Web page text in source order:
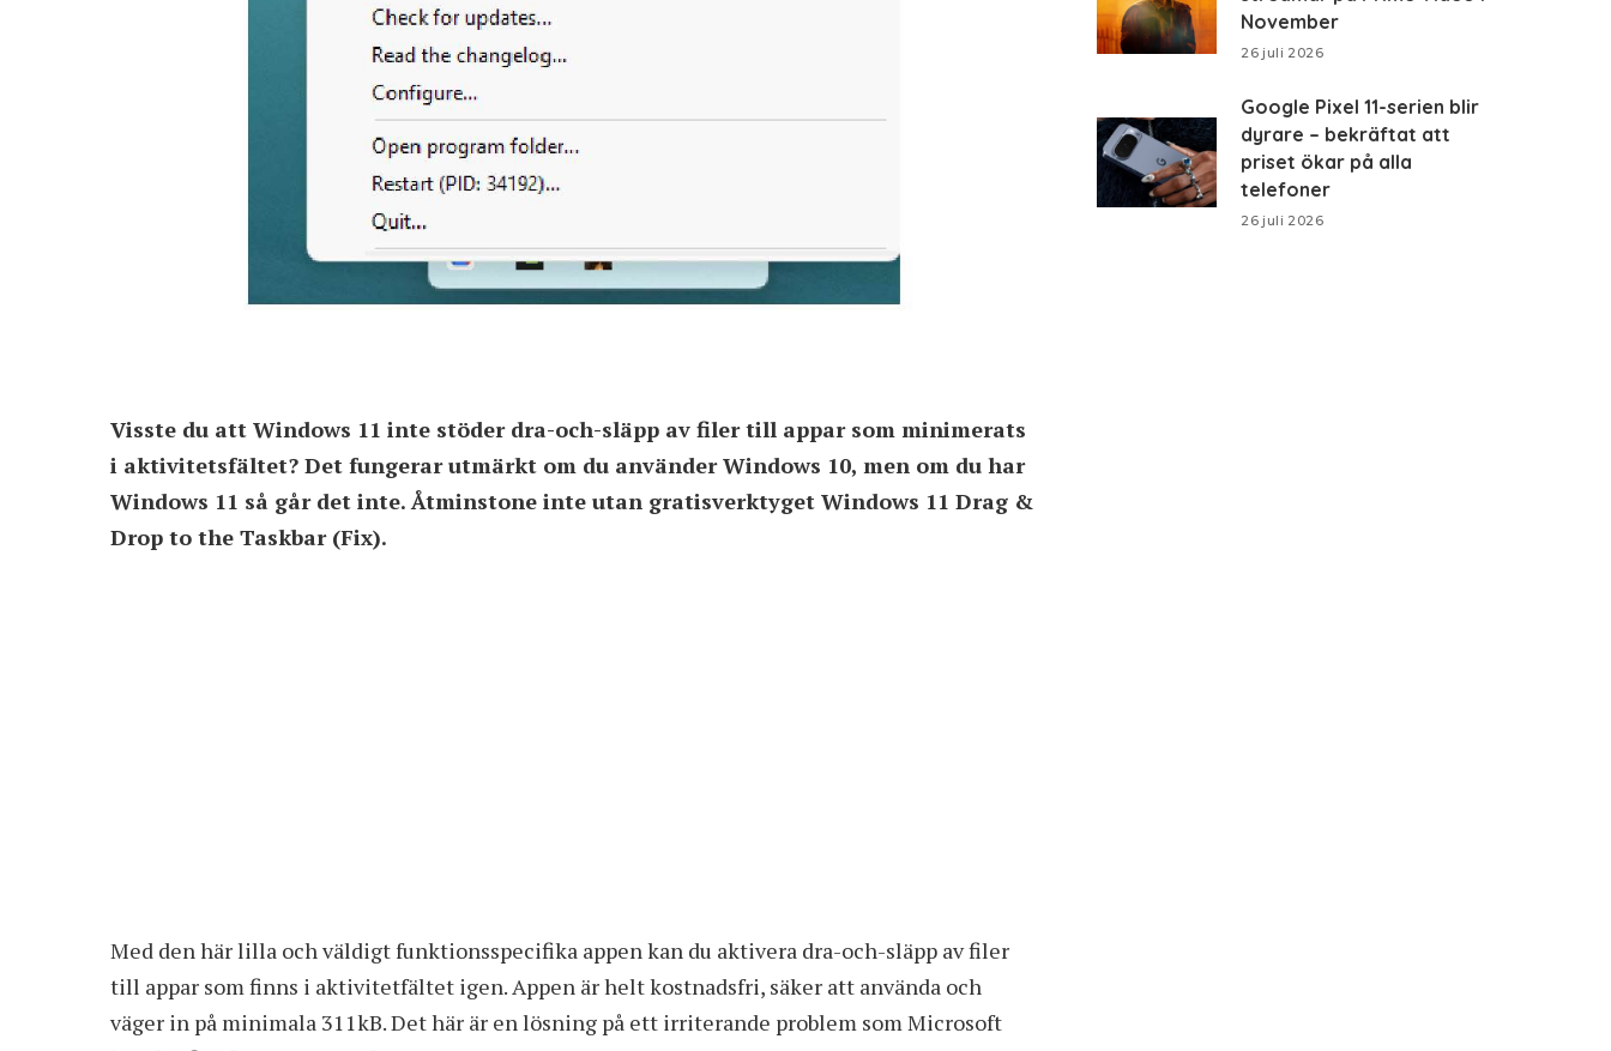
Visste du att Windows 11 inte stöder dra-och-släpp av filer till appar som minimerats
i aktivitetsfältet? Det fungerar utmärkt om du använder Windows 10, men om du har
Windows 11 så går det inte. Åtminstone inte utan gratisverktyget Windows 11 Drag &
Drop to the Taskbar (Fix).
Med den här lilla och väldigt funktionsspecifika appen kan du aktivera dra-och-släpp av filer
till appar som finns i aktivitetfältet igen. Appen är helt kostnadsfri, säker att använda och
väger in på minimala 311kB. Det här är en lösning på ett irriterande problem som Microsoft
November
26 juli 2026
Google Pixel 11-serien blir
dyrare – bekräftat att
priset ökar på alla
telefoner
26 juli 2026